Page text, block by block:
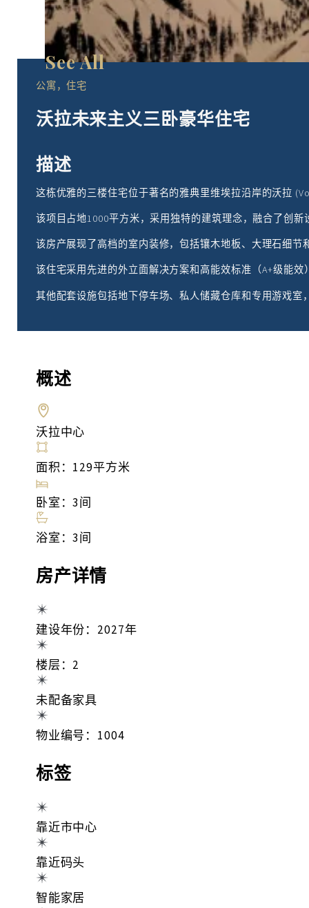
公寓，住宅
沃拉未来主义三卧豪华住宅
描述
这栋优雅的三楼住宅位于著名的雅典里维埃拉沿岸的沃拉
该项目占地1000平方米，采用独特的建筑理念，融合了创
该房产展现了高档的室内装修，包括镶木地板、大理石细
该住宅采用先进的外立面解决方案和高能效标准（A+级能
其他配套设施包括地下停车场、私人储藏仓库和专用游戏
概述
沃拉中心
面积：129平方米
卧室：3间
浴室：3间
房产详情
建设年份：2027年
楼层：2
未配备家具
物业编号：1004
标签
靠近市中心
靠近码头
智能家居